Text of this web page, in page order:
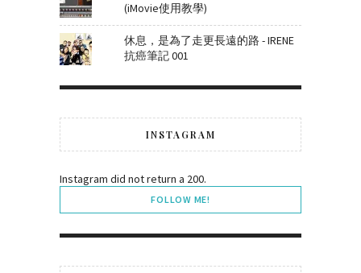
(iMovie使用教學)
休息，是為了走更長遠的路 - IRENE
抗癌筆記 001
INSTAGRAM
Instagram did not return a 200.
FOLLOW ME!